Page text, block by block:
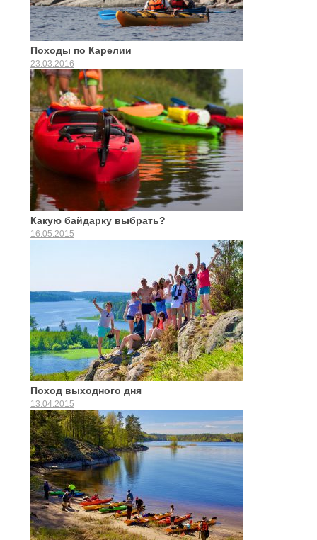
Походы по Карелии
23.03.2016
Какую байдарку выбрать?
16.05.2015
Поход выходного дня
13.04.2015